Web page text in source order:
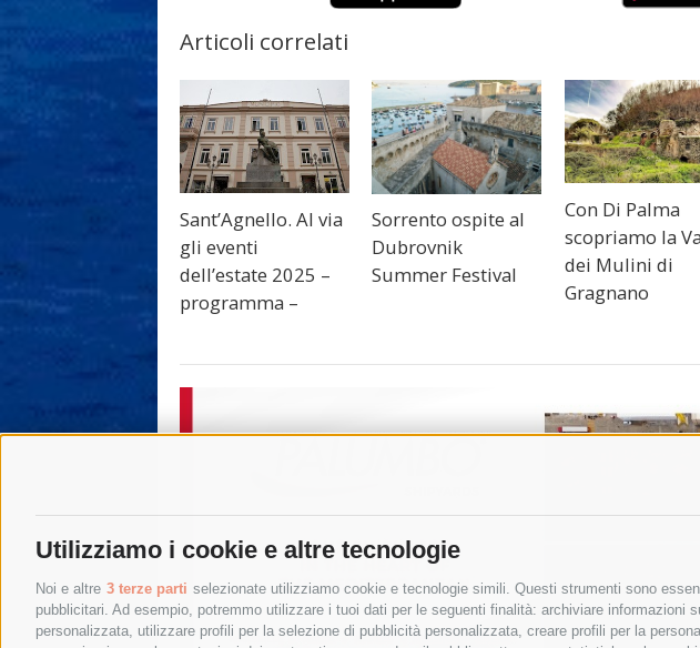
Utilizziamo i cookie e altre tecnologie
Noi e altre 3 terze parti selezionate utilizziamo cookie e tecnologie simili. Questi strumenti sono
pubblicitari. Ad esempio, potremmo utilizzare i tuoi dati per le seguenti finalità: archiviare
personalizzata, utilizzare profili per la selezione di pubblicità personalizzata, creare profili per la
Articoli correlati
Sant’Agnello. Al via
gli eventi
dell’estate 2025 –
programma –
Sorrento ospite al
Dubrovnik
Summer Festival
Con Di Palma
scopriamo la
dei Mulini di
Gragnano